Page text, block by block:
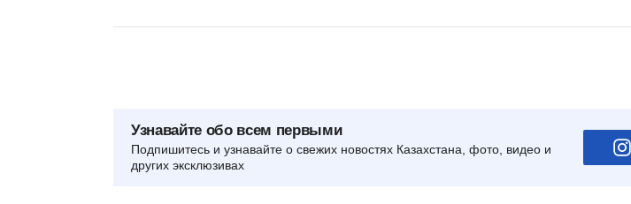
Узнавайте обо всем первыми
Подпишитесь и узнавайте о свежих новостях Казахстана, фото, видео и
других эксклюзивах